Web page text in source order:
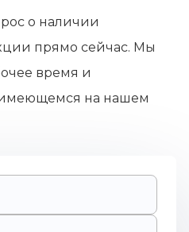
о наличии
прямо сейчас. Мы
время и
на нашем